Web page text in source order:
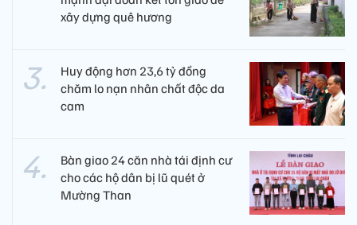
xây dựng quê hương
Huy động hơn 23,6 tỷ đồng
chăm lo nạn nhân chất độc da
cam
Bàn giao 24 căn nhà tái định cư
cho các hộ dân bị lũ quét ở
Mường Than